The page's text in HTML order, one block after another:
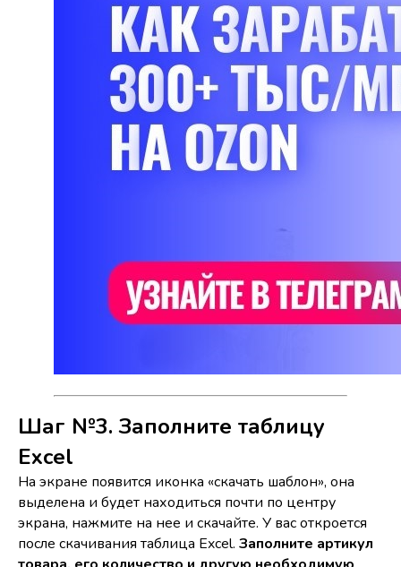
Шаг №3. Заполните таблицу
Excel
На экране появится иконка «скачать шаблон», она
выделена и будет находиться почти по центру
экрана, нажмите на нее и скачайте. У вас откроется
после скачивания таблица Excel. Заполните артикул